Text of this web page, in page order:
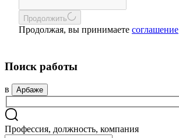
Продолжить
Продолжая, вы принимаете соглашение
Поиск работы
в Арбаже
Профессия, должность, компания